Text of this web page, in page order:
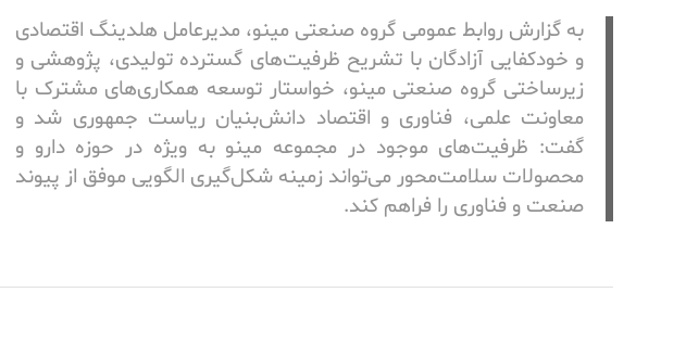
به گزارش روابط عمومی گروه صنعتی مینو، مدیرعامل هلدینگ اقتصادی
و خودکفایی آزادگان با تشریح ظرفیت‌های گسترده تولیدی، پژوهشی و
زیرساختی گروه صنعتی مینو، خواستار توسعه همکاری‌های مشترک با
معاونت علمی، فناوری و اقتصاد دانش‌بنیان ریاست جمهوری شد و
گفت: ظرفیت‌های موجود در مجموعه مینو به ویژه در حوزه دارو و
محصولات سلامت‌محور می‌تواند زمینه شکل‌گیری الگویی موفق از پیوند
صنعت و فناوری را فراهم کند.